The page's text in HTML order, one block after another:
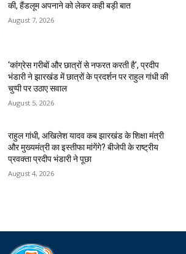
की, हैंडलूम अपनाने को लेकर कही बड़ी बात
August 7, 2026
‘कांग्रेस गरीबों और छात्रों से नफरत करती है’, प्रदीप
भंडारी ने झारखंड में छात्रों के प्रदर्शन पर राहुल गांधी की
चुप्पी पर उठाए सवाल
August 5, 2026
राहुल गांधी, अखिलेश यादव कब झारखंड के शिक्षा मंत्री
और मुख्यमंत्री का इस्तीफा मांगेंगे? बीजेपी के राष्ट्रीय
प्रवक्ता प्रदीप भंडारी ने पूछा
August 4, 2026